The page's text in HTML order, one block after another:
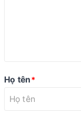
Họ tên*